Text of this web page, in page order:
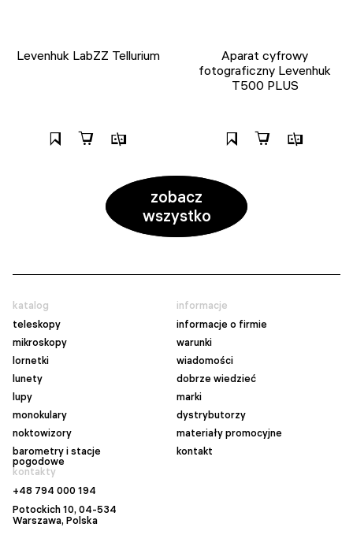
Levenhuk LabZZ Tellurium
Aparat cyfrowy
fotograficzny Levenhuk
T500 PLUS
zobacz
wszystko
katalog
teleskopy
mikroskopy
lornetki
lunety
lupy
monokulary
noktowizory
barometry i stacje
pogodowe
informacje
informacje o firmie
warunki
wiadomości
dobrze wiedzieć
marki
dystrybutorzy
materiały promocyjne
kontakt
kontakty
+48 794 000 194
Potockich 10, 04-534
Warszawa, Polska